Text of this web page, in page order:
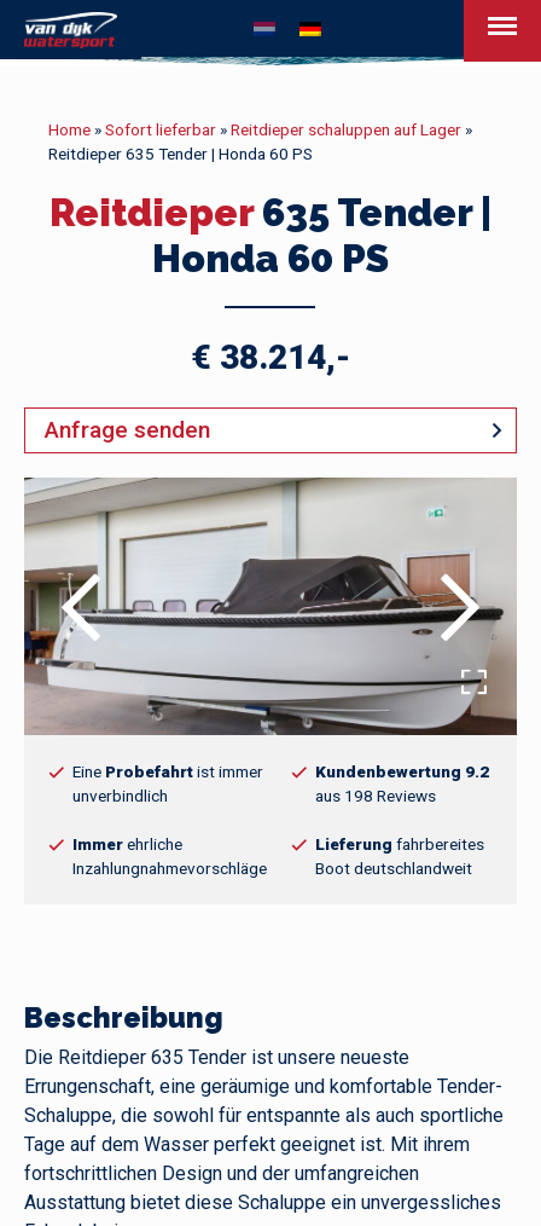
Van Dijk Watersport
Home »Sofort lieferbar »Reitdieper schaluppen auf Lager »
Reitdieper 635 Tender | Honda 60 PS
Reitdieper635 Tender |
Honda 60 PS
€ 38.214,-
Anfrage senden
Eine Probefahrtist immer
unverbindlich
Kundenbewertung 9.2
aus 198 Reviews
Immerehrliche
Inzahlungnahmevorschläge
Lieferung fahrbereites
Boot deutschlandweit
Beschreibung
Die Reitdieper 635 Tender ist unsere neueste
Errungenschaft, eine geräumige und komfortable Tender-
Schaluppe, die sowohl für entspannte als auch sportliche
Tage auf dem Wasser perfekt geeignet ist. Mit ihrem
fortschrittlichen Design und der umfangreichen
Ausstattung bietet diese Schaluppe ein unvergessliches